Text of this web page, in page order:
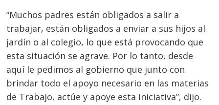
“Muchos padres están obligados a salir a
trabajar, están obligados a enviar a sus hijos al
jardín o al colegio, lo que está provocando que
esta situación se agrave. Por lo tanto, desde
aquí le pedimos al gobierno que junto con
brindar todo el apoyo necesario en las materias
de Trabajo, actúe y apoye esta iniciativa”, dijo.